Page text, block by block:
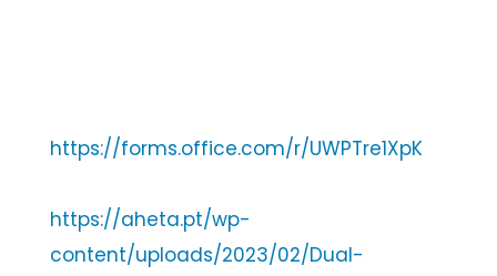
https://forms.office.com/r/UWPTre1XpK
https://aheta.pt/wp-
content/uploads/2023/02/Dual-